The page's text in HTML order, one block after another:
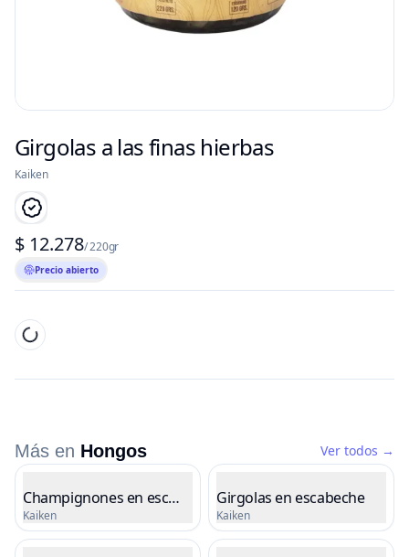
Girgolas a las finas hierbas
Kaiken
$ 12.278/ 220gr
Precio abierto
Más en Hongos Ver todos →
Listado de productos
Champignones en escabeche
Kaiken
Cargando precio
Girgolas en escabeche
Kaiken
Cargando precio